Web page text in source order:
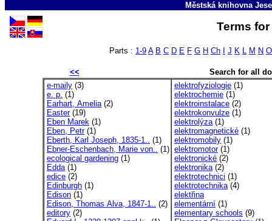
Městská knihovna
Terms
Parts : 1-9 A B C D E F G H Ch J K L M N O
<<
Search for all
e-maily (3)
e. p. (1)
Earhart, Amelia(2)
Easter(19)
Eben Marek (1)
Eben, Petr(1)
Eberth, Karl Joseph, 1835-1.. (1)
Ebner-Eschenbach, Marie von.. (1)
ecological gardening (1)
Edda(1)
edice (2)
Edinburgh (1)
Edison (1)
Edison, Thomas Alva, 1847-1.. (2)
editory (2)
elektrofyziologie (1)
elektrochemie (1)
elektroinstalace (2)
elektrokonvulze (1)
elektrolýza(1)
elektromagnetické (1)
elektromobily (1)
elektromotor(1)
elektronické (2)
elektronika(2)
elektrotechnici (1)
elektrotechnika(4)
elektřina
elementární (1)
elementary schools (9)